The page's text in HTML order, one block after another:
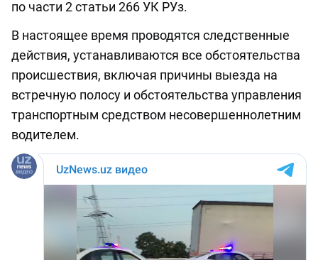
по части 2 статьи 266 УК РУз.
В настоящее время проводятся следственные
действия, устанавливаются все обстоятельства
происшествия, включая причины выезда на
встречную полосу и обстоятельства управления
транспортным средством несовершеннолетним
водителем.